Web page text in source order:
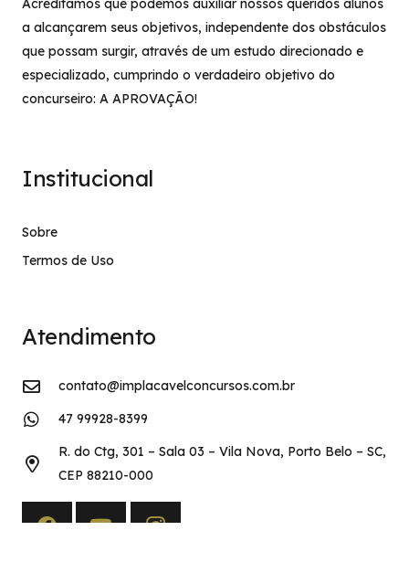
Acreditamos que podemos auxiliar nossos queridos alunos
a alcançarem seus objetivos, independente dos obstáculos
que possam surgir, através de um estudo direcionado e
especializado, cumprindo o verdadeiro objetivo do
concurseiro: A APROVAÇÃO!
Institucional
Sobre
Termos de Uso
Atendimento
contato@implacavelconcursos.com.br
47 99928-8399
R. do Ctg, 301 – Sala 03 – Vila Nova, Porto Belo – SC,
CEP 88210-000